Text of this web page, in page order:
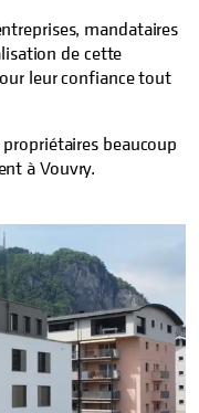
mandataires
de cette
leur confiance tout
beaucoup
à Vouvry.